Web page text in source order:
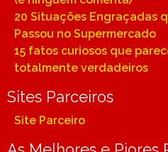
20 Situações Engraçadas
Passou no Supermercado
15 fatos curiosos que
totalmente verdadeiros
Sites Parceiros
Site Parceiro